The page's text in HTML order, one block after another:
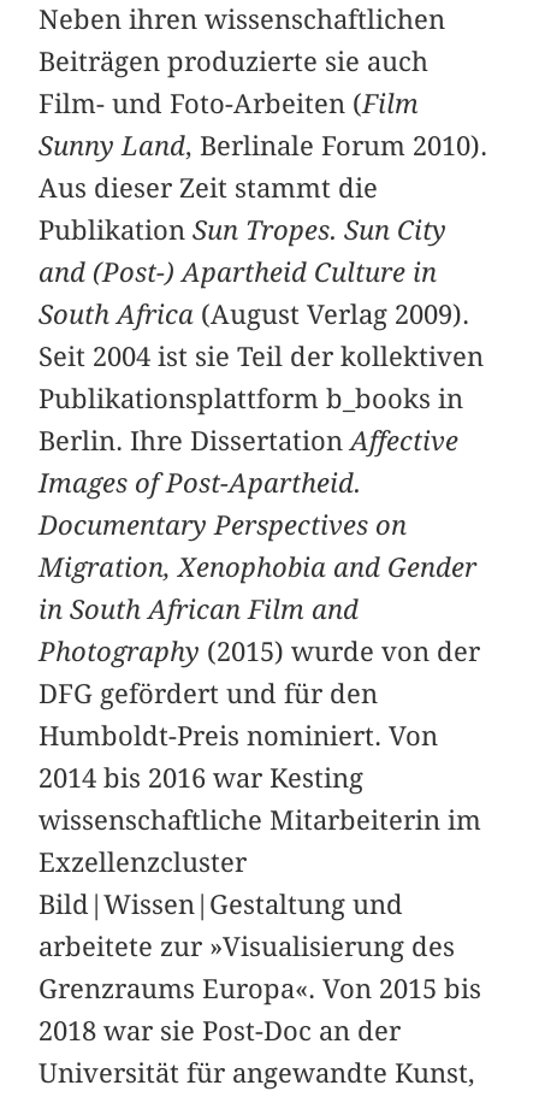
Neben ihren wissenschaftlichen
Beiträgen produzierte sie auch
Film- und Foto-Arbeiten (Film
Sunny Land, Berlinale Forum 2010).
Aus dieser Zeit stammt die
PublikationSun Tropes. Sun City
and (Post-) Apartheid Culture in
South Africa (August Verlag 2009).
Seit 2004 ist sie Teil der kollektiven
Publikationsplattform b_books in
Berlin. Ihre DissertationAffective
Images of Post-Apartheid.
Documentary Perspectives on
Migration, Xenophobia and Gender
in South African Film and
Photography (2015) wurde von der
DFG gefördert und für den
Humboldt-Preis nominiert. Von
2014 bis 2016 war Kesting
wissenschaftliche Mitarbeiterin im
Exzellenzcluster
Bild|Wissen|Gestaltung und
arbeitete zur »Visualisierung des
Grenzraums Europa«. Von 2015 bis
2018 war sie Post-Doc an der
Universität für angewandte Kunst,